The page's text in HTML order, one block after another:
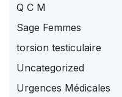
Q C M
Sage Femmes
torsion testiculaire
Uncategorized
Urgences Médicales